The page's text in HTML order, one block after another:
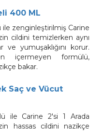
400 ML
zenginleştirilmiş Carine
cildini temizlerken aynı
yumuşaklığını korur.
içermeyen formülü,
bakar.
Saç ve Vücut
ile Carine 2'si 1 Arada
hassas cildini nazikçe